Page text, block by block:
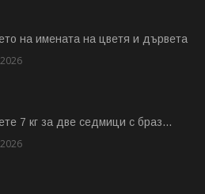
на имената на цветя и дървета
7 кг за две седмици с браз...